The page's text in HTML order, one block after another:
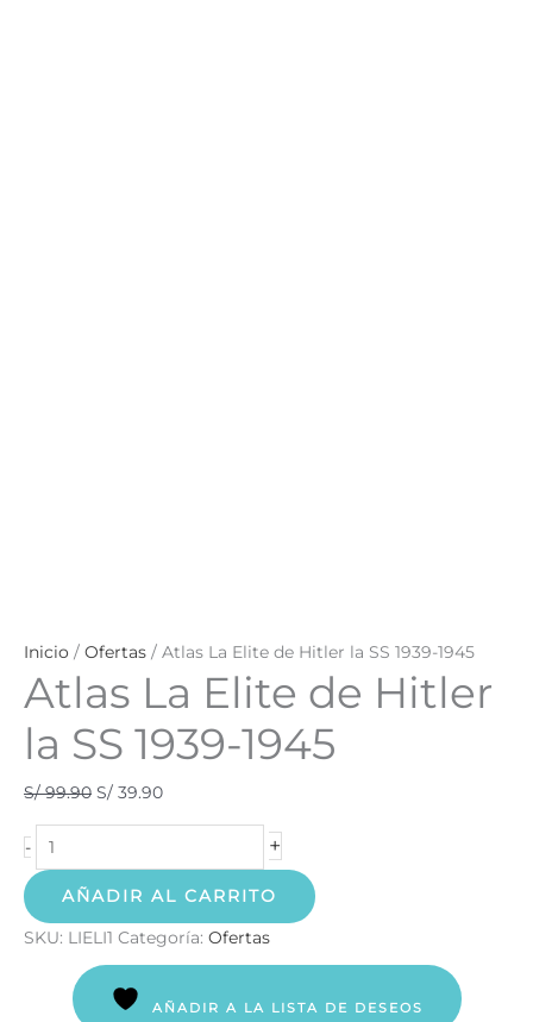
Inicio / Ofertas / Atlas La Elite de Hitler la SS 1939-1945
Atlas La Elite de Hitler
la SS 1939-1945
S/99.90 S/ 39.90
- +
AÑADIR AL CARRITO
SKU: LIELI1 Categoría: Ofertas
AÑADIR A LA LISTA DE DESEOS